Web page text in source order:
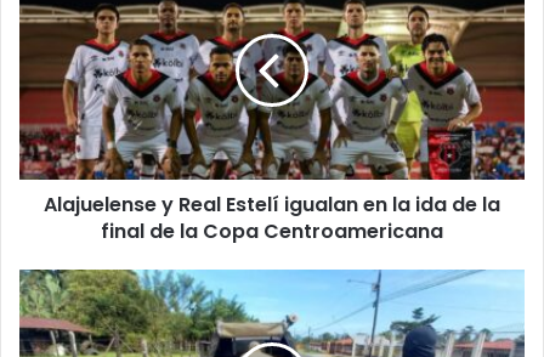
Real
igualan
en
la
ida
de
la
Copa
Centroamericana
Alajuelense y Real Estelí igualan en la ida de la
final de la Copa Centroamericana
Sinac
desplegará
operativo